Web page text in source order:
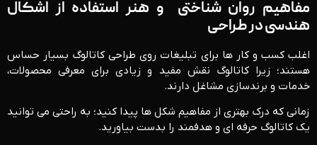
مفاهیم روان شناختی و هنر استفاده از اشکال
هندسی در طراحی
اغلب کسب و کار ها برای تبلیغات روی طراحی کاتالوگ بسیار حساس
هستند؛ زیرا کاتالوگ نقش مفید و زیادی برای معرفی محصولات،
خدمات و برندسازی مشاغل دارند.
زمانی که درک بهتری از مفاهیم شکل ها پیدا کنید؛ به راحتی می توانید
یک کاتالوگ حرفه ای و هدفمند را بدست بیاورید.